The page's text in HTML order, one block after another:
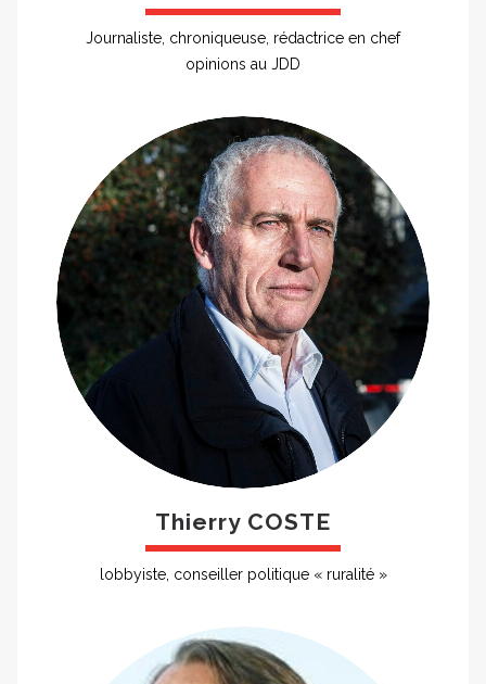
Journaliste, chroniqueuse, rédactrice en chef
opinions au JDD
Thierry COSTE
lobbyiste, conseiller politique « ruralité »